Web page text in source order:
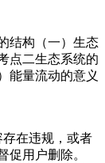
结构（一）生态
点二生态系统的
能量流动的意义
在违规，或者
促用户删除。